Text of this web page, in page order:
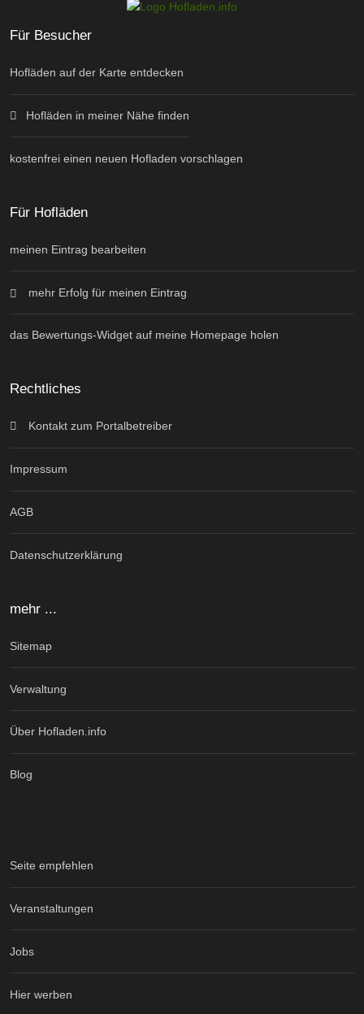
Für Besucher
Hofläden auf der Karte entdecken
Hofläden in meiner Nähe finden
kostenfrei einen neuen Hofladen vorschlagen
Für Hofläden
meinen Eintrag bearbeiten
mehr Erfolg für meinen Eintrag
das Bewertungs-Widget auf meine Homepage holen
Rechtliches
Kontakt zum Portalbetreiber
Impressum
AGB
Datenschutzerklärung
mehr ...
Sitemap
Verwaltung
Über Hofladen.info
Blog
Seite empfehlen
Veranstaltungen
Jobs
Hier werben